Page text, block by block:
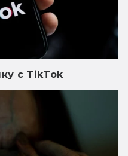
с TikTok